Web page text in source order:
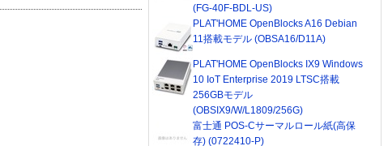
(FG-40F-BDL-US)
PLAT'HOME OpenBlocks A16 Debian
11搭載モデル (OBSA16/D11A)
PLAT'HOME OpenBlocks IX9 Windows
10 IoT Enterprise 2019 LTSC搭載
256GBモデル
(OBSIX9/W/L1809/256G)
富士通 POS-Cサーマルロール紙(高保
存) (0722410-P)